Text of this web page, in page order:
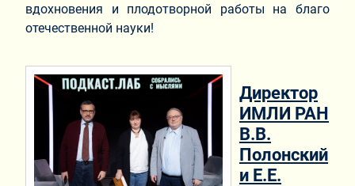
вдохновения и плодотворной работы на благо
отечественной науки!
Директор
ИМЛИ РАН
В.В.
Полонский
и Е.Е.